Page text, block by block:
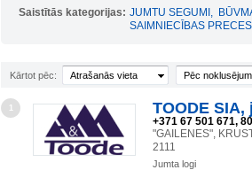
Saistītās kategorijas: JUMTU SEGUMI ,
SAIMNIECĪBAS PRECES
Kārtot pēc: Atrašanās vieta Pēc
1 TOODE
+371 67 501 671,
"GAILENES",
2111
Jumta logi